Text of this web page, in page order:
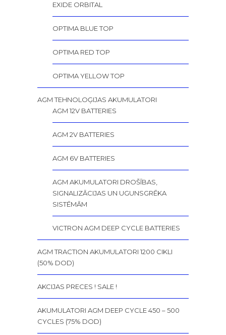
EXIDE ORBITAL
OPTIMA BLUE TOP
OPTIMA RED TOP
OPTIMA YELLOW TOP
AGM TEHNOLOĢIJAS AKUMULATORI
AGM 12V BATTERIES
AGM 2V BATTERIES
AGM 6V BATTERIES
AGM AKUMULATORI DROŠĪBAS,
SIGNALIZĀCIJAS UN UGUNSGRĒKA
SISTĒMĀM
VICTRON AGM DEEP CYCLE BATTERIES
AGM TRACTION AKUMULATORI 1200 CIKLI
(50% DOD)
AKCIJAS PRECES ! SALE !
AKUMULATORI AGM DEEP CYCLE 450 – 500
CYCLES (75% DOD)